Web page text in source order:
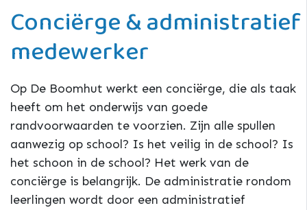
Conciërge & administratief
medewerker
Op De Boomhut werkt een conciërge, die als taak
heeft om het onderwijs van goede
randvoorwaarden te voorzien. Zijn alle spullen
aanwezig op school? Is het veilig in de school? Is
het schoon in de school? Het werk van de
conciërge is belangrijk. De administratie rondom
leerlingen wordt door een administratief